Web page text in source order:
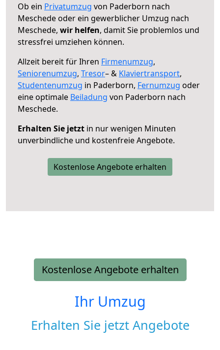
Ob ein Privatumzug von Paderborn nach
Meschede oder ein gewerblicher Umzug nach
Meschede, wir helfen, damit Sie problemlos und
stressfrei umziehen können.
Allzeit bereit für Ihren Firmenumzug,
Seniorenumzug, Tresor– & Klaviertransport,
Studentenumzug in Paderborn, Fernumzug oder
eine optimale Beiladung von Paderborn nach
Meschede.
Erhalten Sie jetzt in nur wenigen Minuten
unverbindliche und kostenfreie Angebote.
Kostenlose Angebote erhalten
Kostenlose Angebote erhalten
Ihr Umzug
Erhalten Sie jetzt Angebote